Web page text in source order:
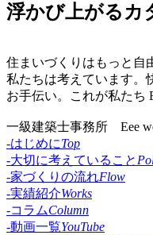
浮かび上がるカ
住まいづくりはもっと自
私たちは考えています。
お手伝い。これが私たち
一級建築士事務所 Eee
-はじめにTop
-大切に考えていること
-家づくりの流れFlow
-実績紹介Works
-コラムColumn
-動画一覧YouTube